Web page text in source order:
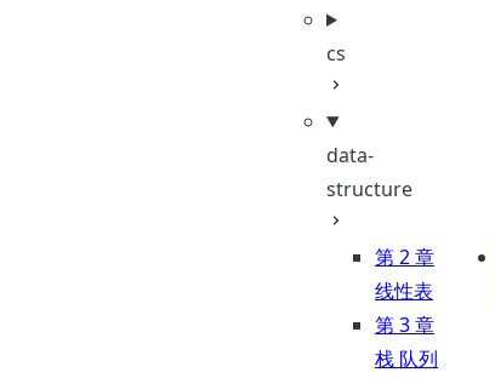
cs
data-
structure
第 2 章
线性表
第 3 章
栈 队列